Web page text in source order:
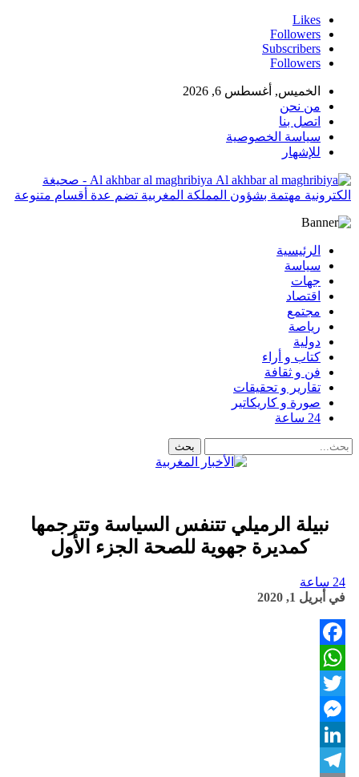
Likes
Followers
Subscribers
Followers
الخميس, أغسطس 6, 2026
من نحن
اتصل بنا
سياسة الخصوصية
للإشهار
Al akhbar al maghribiya - صحيغة
الكترونية مهتمة بشؤون المملكة المغربية تضم عدة أقسام متنوعة
الرئيسية
سياسة
جهات
اقتصاد
مجتمع
رياصة
دولية
كتاب و أراء
فن و ثقافة
تقارير و تحقيقات
صورة و كاريكاتير
24 ساعة
نبيلة الرميلي تتنفس السياسة وتترجمها
كمديرة جهوية للصحة الجزء الأول
24 ساعة
في أبريل 1, 2020
Facebook
WhatsApp
Twitter
Messenger
LinkedIn